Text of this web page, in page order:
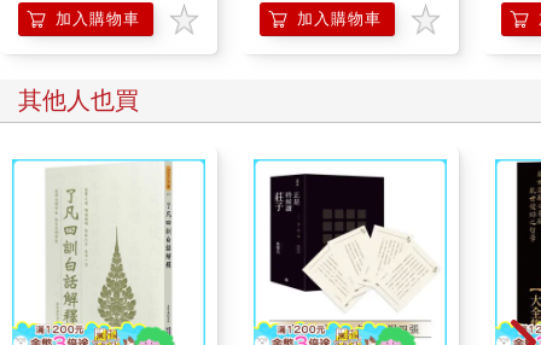
中國人的觀感日趨嚴苛，不過尚未演變成如美國那樣公開仇恨的
地步。展望未來，日本需要基於統計資料，從長期和戰略視角冷
括房地產、金融與零售業等多項產業中，日本大企業正將「潤進
來的錢」視為彌補日本人消費疲軟的新需求來源。
從中國人「潤」的角度來看，台灣與日本或許正走上不同的道
路。二○一四年立法院爆發太陽花學運之際，我剛好在台北採訪。
隨著習近平政權威權化，收緊對香港的控制，台灣社會的警覺隨
之提高。此後誕生的蔡英文政權和賴清德政權似乎推行的是「去
中國化」。日本社會所發生的情況，或可當作「另一條路徑」。
反之，台灣經歷也能成為日本的借鑑。
加入購物車 加入購物車
其他人也買